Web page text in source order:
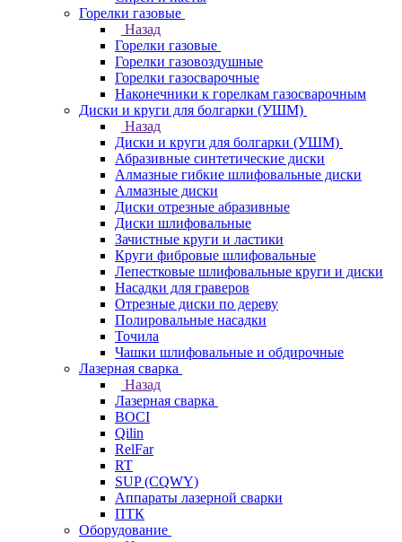
Горелки газовые
Назад
Горелки газовые
Горелки газовоздушные
Горелки газосварочные
Наконечники к горелкам газосварочным
Диски и круги для болгарки (УШМ)
Назад
Диски и круги для болгарки (УШМ)
Абразивные синтетические диски
Алмазные гибкие шлифовальные диски
Алмазные диски
Диски отрезные абразивные
Диски шлифовальные
Зачистные круги и ластики
Круги фибровые шлифовальные
Лепестковые шлифовальные круги и диски
Насадки для граверов
Отрезные диски по дереву
Полировальные насадки
Точила
Чашки шлифовальные и обдирочные
Лазерная сварка
Назад
Лазерная сварка
BOCI
Qilin
RelFar
RT
SUP (CQWY)
Аппараты лазерной сварки
ПТК
Оборудование